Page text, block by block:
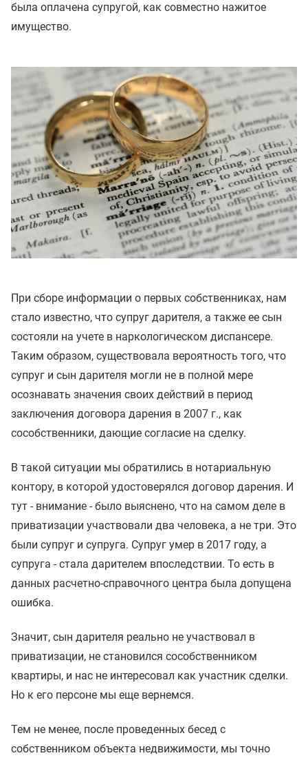
была оплачена супругой, как совместно нажитое
имущество.
При сборе информации о первых собственниках, нам
стало известно, что супруг дарителя, а также ее сын
состояли на учете в наркологическом диспансере.
Таким образом, существовала вероятность того, что
супруг и сын дарителя могли не в полной мере
осознавать значения своих действий в период
заключения договора дарения в 2007 г., как
сособственники, дающие согласие на сделку.
В такой ситуации мы обратились в нотариальную
контору, в которой удостоверялся договор дарения. И
тут - внимание - было выяснено, что на самом деле в
приватизации участвовали два человека, а не три. Это
были супруг и супруга. Супруг умер в 2017 году, а
супруга - стала дарителем впоследствии. То есть в
данных расчетно-справочного центра была допущена
ошибка.
Значит, сын дарителя реально не участвовал в
приватизации, не становился сособственником
квартиры, и нас не интересовал как участник сделки.
Но к его персоне мы еще вернемся.
Тем не менее, после проведенных бесед с
собственником объекта недвижимости, мы точно